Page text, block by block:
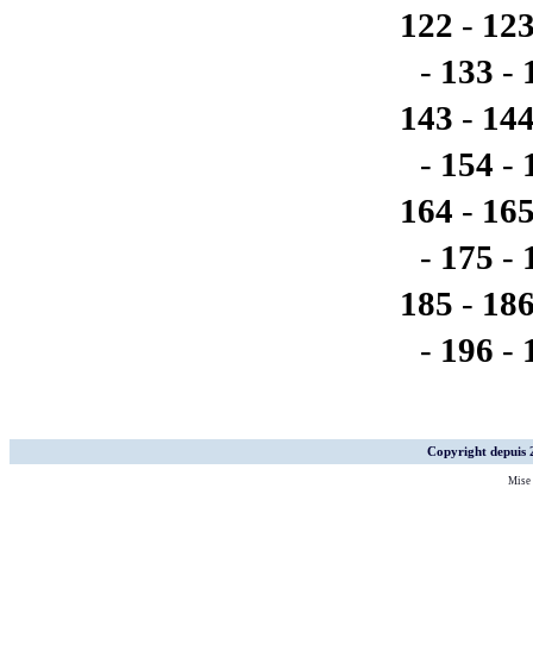
122 -
- 133 -
143 -
- 154 -
164 -
- 175 -
185 -
- 196 -
Copyright depuis
Mise